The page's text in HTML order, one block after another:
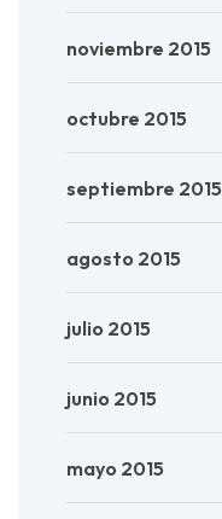
noviembre 2015
octubre 2015
septiembre 2015
agosto 2015
julio 2015
junio 2015
mayo 2015